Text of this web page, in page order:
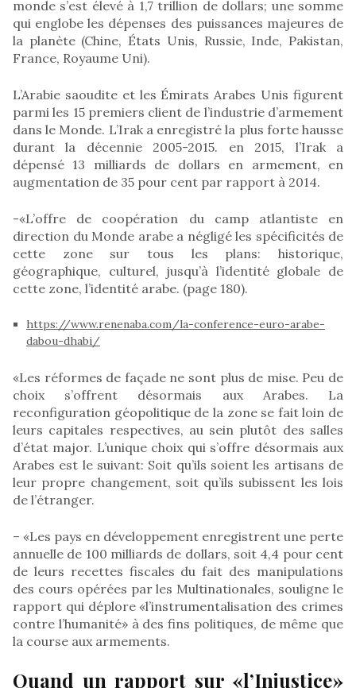
monde s’est élevé à 1,7 trillion de dollars; une somme
qui englobe les dépenses des puissances majeures de
la planète (Chine, États Unis, Russie, Inde, Pakistan,
France, Royaume Uni).
L’Arabie saoudite et les Émirats Arabes Unis figurent
parmi les 15 premiers client de l’industrie d’armement
dans le Monde. L’Irak a enregistré la plus forte hausse
durant la décennie 2005-2015. en 2015, l’Irak a
dépensé 13 milliards de dollars en armement, en
augmentation de 35 pour cent par rapport à 2014.
-«L’offre de coopération du camp atlantiste en
direction du Monde arabe a négligé les spécificités de
cette zone sur tous les plans: historique,
géographique, culturel, jusqu’à l’identité globale de
cette zone, l’identité arabe. (page 180).
https://www.renenaba.com/la-conference-euro-arabe-
dabou-dhabi/
«Les réformes de façade ne sont plus de mise. Peu de
choix s’offrent désormais aux Arabes. La
reconfiguration géopolitique de la zone se fait loin de
leurs capitales respectives, au sein plutôt des salles
d’état major. L’unique choix qui s’offre désormais aux
Arabes est le suivant: Soit qu’ils soient les artisans de
leur propre changement, soit qu’ils subissent les lois
de l’étranger.
– «Les pays en développement enregistrent une perte
annuelle de 100 milliards de dollars, soit 4,4 pour cent
de leurs recettes fiscales du fait des manipulations
des cours opérées par les Multinationales, souligne le
rapport qui déplore «l’instrumentalisation des crimes
contre l’humanité» à des fins politiques, de même que
la course aux armements.
Quand un rapport sur «l’Injustice»